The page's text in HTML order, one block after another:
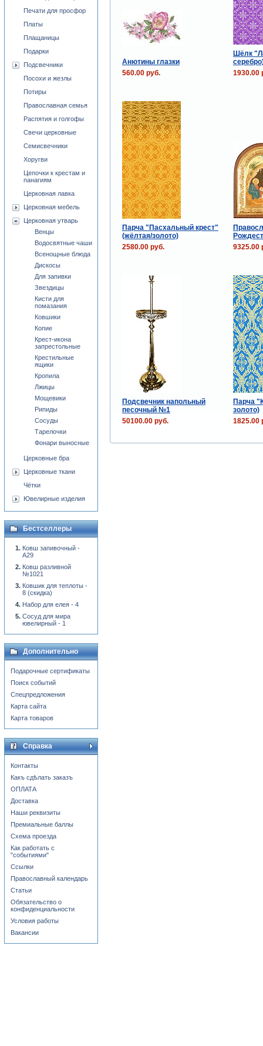
Анютины глазки
Шёлк
560.00 руб.
1930.00
Парча "Пасхальный крест"
(жёлтая/золото)
2580.00 руб.
9325.00
Подсвечник напольный
песочный №1
Парча
золото)
50100.00 руб.
1825.00
Печати для просфор
Платы
Плащаницы
Подарки
Подсвечники
Посохи и жезлы
Потиры
Православная семья
Распятия и голгофы
Свечи церковные
Семисвечники
Хоругви
Цепочки к крестам и
панагиям
Церковная лавка
Церковная мебель
Церковная утварь
Венцы
Водосвятные чаши
Всенощные блюда
Дискосы
Для запивки
Звездицы
Кисти для
помазания
Ковшики
Копие
Крест-икона
запрестольные
Крестильные
ящики
Кропила
Лжицы
Мощевики
Рипиды
Сосуды
Тарелочки
Фонари выносные
Церковные бра
Церковные ткани
Чётки
Ювелирные изделия
Бестселлеры
Ковш запивочный -
А29
Ковш разливной
№1021
Ковшик для теплоты -
8 (скидка)
Набор для елея - 4
Сосуд для мира
ювелирный - 1
Дополнительно
Подарочные сертификаты
Поиск событий
Спецпредложения
Карта сайта
Карта товаров
Справка
Контакты
Какъ сдѣлать заказъ
ОПЛАТА
Доставка
Наши реквизиты
Премиальные баллы
Схема проезда
Как работать с
"событиями"
Ссылки
Православный календарь
Статьи
Обязательство о
конфиденциальности
Условия работы
Вакансии